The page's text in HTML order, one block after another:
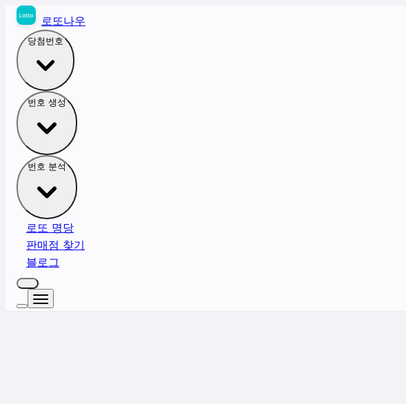
로또나우
당첨번호
번호 생성
번호 분석
로또 명당
판매점 찾기
블로그